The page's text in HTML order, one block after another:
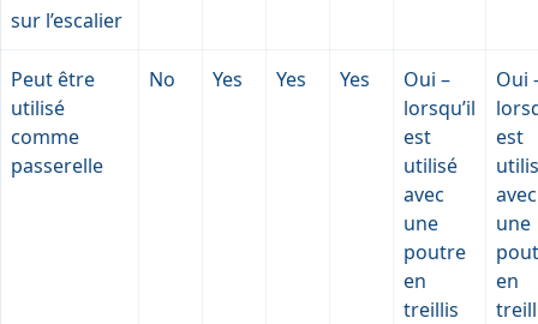
sur l’escalier
Peut être
utilisé
comme
passerelle
No Yes Yes Yes
Oui –
lorsqu’il
est
utilisé
avec
une
poutre
en
treillis
Oui
est
avec
une
en